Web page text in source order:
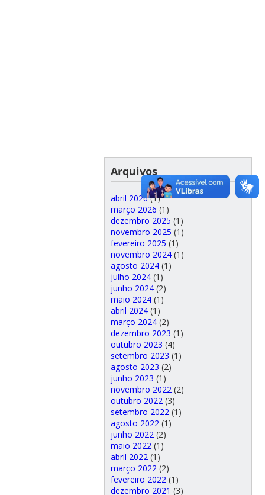
Arquivos
abril 2026(1)
março 2026 (1)
dezembro 2025 (1)
novembro 2025 (1)
fevereiro 2025 (1)
novembro 2024(1)
agosto 2024(1)
julho 2024(1)
junho 2024(2)
maio 2024(1)
abril 2024(1)
março 2024(2)
dezembro 2023 (1)
outubro 2023 (4)
setembro 2023 (1)
agosto 2023 (2)
junho 2023 (1)
novembro 2022(2)
outubro 2022(3)
setembro 2022(1)
agosto 2022(1)
junho 2022(2)
maio 2022(1)
abril 2022(1)
março 2022(2)
fevereiro 2022(1)
dezembro 2021 (3)